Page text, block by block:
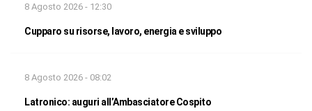
8 Agosto 2026 - 12:30
Cupparo su risorse, lavoro, energia e sviluppo
8 Agosto 2026 - 08:02
Latronico: auguri all’Ambasciatore Cospito